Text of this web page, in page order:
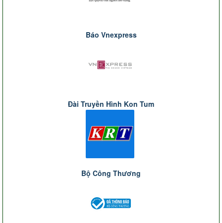
Báo Vnexpress
Đài Truyền Hình Kon Tum
Bộ Công Thương